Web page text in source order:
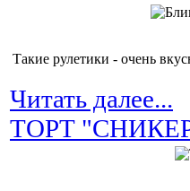
Такие рулетики - очень
Читать далее...
ТОРТ